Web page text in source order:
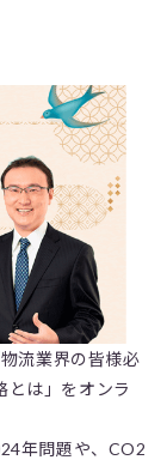
流業界の皆様必
とは」をオンラ
年問題や、CO2